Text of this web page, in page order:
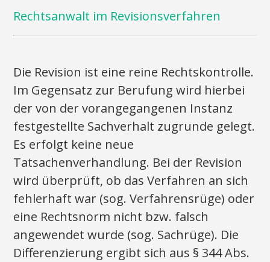
Rechtsanwalt im Revisionsverfahren
Die Revision ist eine reine Rechtskontrolle.
Im Gegensatz zur Berufung wird hierbei
der von der vorangegangenen Instanz
festgestellte Sachverhalt zugrunde gelegt.
Es erfolgt keine neue
Tatsachenverhandlung. Bei der Revision
wird überprüft, ob das Verfahren an sich
fehlerhaft war (sog. Verfahrensrüge) oder
eine Rechtsnorm nicht bzw. falsch
angewendet wurde (sog. Sachrüge). Die
Differenzierung ergibt sich aus § 344 Abs.